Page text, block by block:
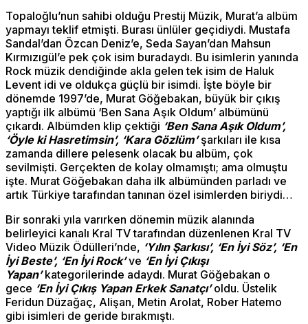
Topaloğlu’nun sahibi olduğu Prestij Müzik, Murat’a albüm
yapmayı teklif etmişti. Burası ünlüler geçidiydi. Mustafa
Sandal’dan Özcan Deniz’e, Seda Sayan’dan Mahsun
Kırmızıgül’e pek çok isim buradaydı. Bu isimlerin yanında
Rock müzik dendiğinde akla gelen tek isim de Haluk
Levent idi ve oldukça güçlü bir isimdi. İşte böyle bir
dönemde 1997’de, Murat Göğebakan, büyük bir çıkış
yaptığı ilk albümü ‘Ben Sana Aşık Oldum’ albümünü
çıkardı. Albümden klip çektiği ‘Ben Sana Aşık Oldum’,
‘Öyle ki Hasretimsin’, ‘Kara Gözlüm’şarkıları ile kısa
zamanda dillere pelesenk olacak bu albüm, çok
sevilmişti. Gerçekten de kolay olmamıştı; ama olmuştu
işte. Murat Göğebakan daha ilk albümünden parladı ve
artık Türkiye tarafından tanınan özel isimlerden biriydi…
Bir sonraki yıla varırken dönemin müzik alanında
belirleyici kanalı Kral TV tarafından düzenlenen Kral TV
Video Müzik Ödülleri’nde, ‘Yılın Şarkısı’, ‘En İyi Söz’, ‘En
İyi Beste’, ‘En İyi Rock’ve ‘En İyi Çıkışı
Yapan’kategorilerinde adaydı. Murat Göğebakan o
gece ‘En İyi Çıkış Yapan Erkek Sanatçı’oldu. Üstelik
Feridun Düzağaç, Alişan, Metin Arolat, Rober Hatemo
gibi isimleri de geride bırakmıştı.